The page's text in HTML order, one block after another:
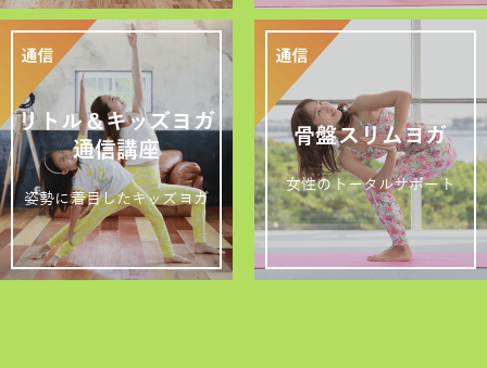
リトル＆キッズヨガ
通信講座
姿勢に着目したキッズヨガ
骨盤スリムヨガ
女性のトータルサポート